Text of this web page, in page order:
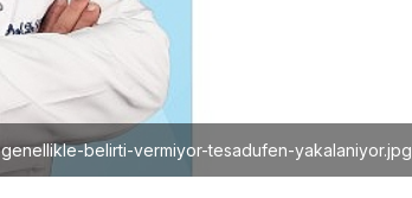
genellikle-belirti-vermiyor-tesadufen-yakalaniyor.jpg